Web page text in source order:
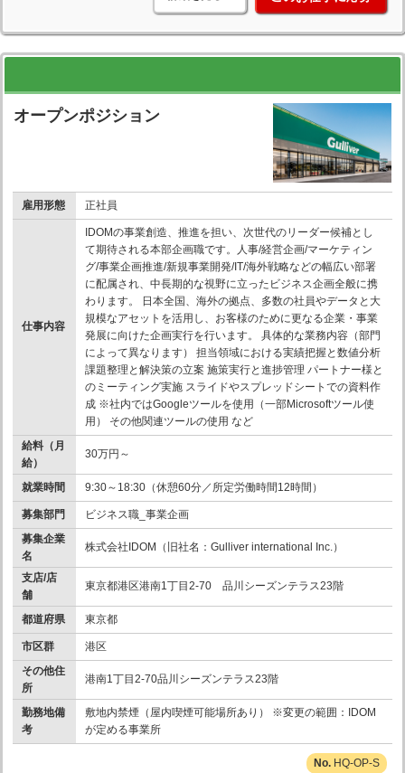
オープンポジション
雇用形態 正社員
仕事内容
IDOMの事業創造、推進を担い、次世代のリーダー候補とし
て期待される本部企画職です。人事/経営企画/マーケティン
グ/事業企画推進/新規事業開発/IT/海外戦略などの幅広い部署
に配属され、中長期的な視野に立ったビジネス企画全般に携
わります。 日本全国、海外の拠点、多数の社員やデータと大
規模なアセットを活用し、お客様のために更なる企業・事業
発展に向けた企画実行を行います。 具体的な業務内容（部門
によって異なります） 担当領域における実績把握と数値分析
課題整理と解決策の立案 施策実行と進捗管理 パートナー様と
のミーティング実施 スライドやスプレッドシートでの資料作
成 ※社内ではGoogleツールを使用（一部Microsoftツール使
用） その他関連ツールの使用 など
給料（月
給）
30万円～
就業時間 9:30～18:30（休憩60分／所定労働時間12時間）
募集部門
ビジネス職_事業企画
募集企業
名
株式会社IDOM（旧社名：Gulliver international Inc.）
支店/店
舗
東京都港区港南1丁目2-70 品川シーズンテラス23階
都道府県 東京都
市区群
港区
その他住
所
港南1丁目2-70品川シーズンテラス23階
勤務地備
考
敷地内禁煙（屋内喫煙可能場所あり） ※変更の範囲：IDOM
が定める事業所
HQ-OP-S